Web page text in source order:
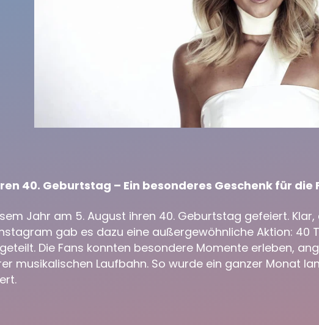
40. Geburtstag – Ein besonderes Geschenk für die
Jahr am 5. August ihren 40. Geburtstag gefeiert.
gab es dazu eine außergewöhnliche Aktion: 40
Die Fans konnten besondere Momente erleben,
musikalischen Laufbahn. So wurde ein ganzer Monat